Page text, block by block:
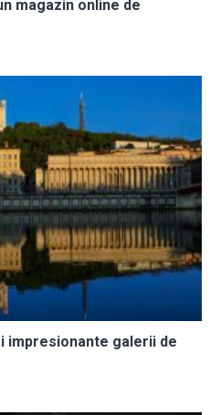
magazin online de
impresionante galerii de